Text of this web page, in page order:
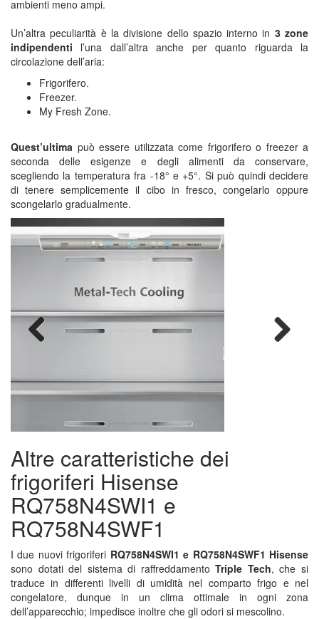
ambienti meno ampi.
Un’altra peculiarità è la divisione dello spazio interno in 3 zone
indipendenti l’una dall’altra anche per quanto riguarda la
circolazione dell’aria:
Frigorifero.
Freezer.
My Fresh Zone.
Quest’ultima può essere utilizzata come frigorifero o freezer a
seconda delle esigenze e degli alimenti da conservare,
scegliendo la temperatura fra -18° e +5°. Si può quindi decidere
di tenere semplicemente il cibo in fresco, congelarlo oppure
scongelarlo gradualmente.
Altre caratteristiche dei
frigoriferi Hisense
RQ758N4SWI1 e
RQ758N4SWF1
I due nuovi frigoriferi RQ758N4SWI1 e RQ758N4SWF1 Hisense
sono dotati del sistema di raffreddamentoTriple Tech, che si
traduce in differenti livelli di umidità nel comparto frigo e nel
congelatore, dunque in un clima ottimale in ogni zona
dell’apparecchio; impedisce inoltre che gli odori si mescolino.